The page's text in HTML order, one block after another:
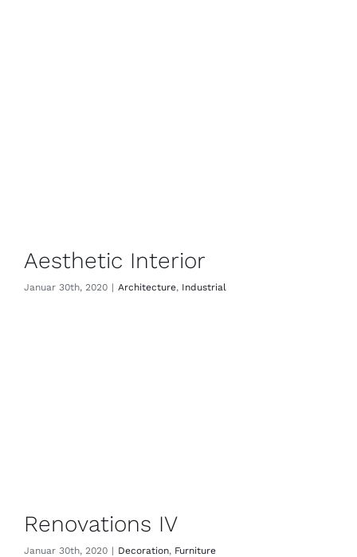
Aesthetic Interior
Januar 30th, 2020 | Architecture, Industrial
Renovations IV
Januar 30th, 2020 | Decoration, Furniture